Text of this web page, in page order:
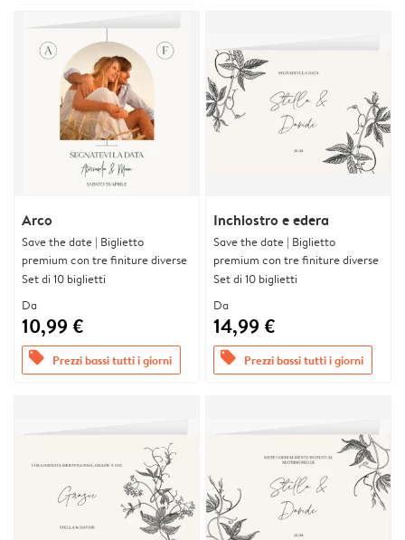
Arco
Save the date | Biglietto
premium con tre finiture diverse
Set di 10 biglietti
Da
10,99 €
offers Prezzi bassi tutti i giorni
Inchiostro e edera
Save the date | Biglietto
premium con tre finiture diverse
Set di 10 biglietti
Da
14,99 €
offers Prezzi bassi tutti i giorni